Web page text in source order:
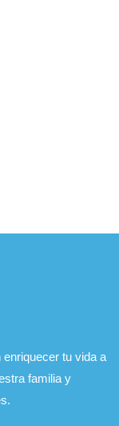
tu vida a
familia y